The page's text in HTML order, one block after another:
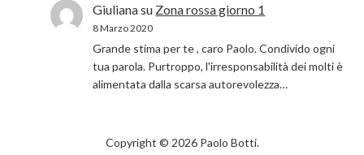
Giulianasu Zona rossa giorno 1
8 Marzo 2020
Grande stima per te , caro Paolo. Condivido ogni
tua parola. Purtroppo, l'irresponsabilità dei molti è
alimentata dalla scarsa autorevolezza…
Copyright © 2026 Paolo Botti.